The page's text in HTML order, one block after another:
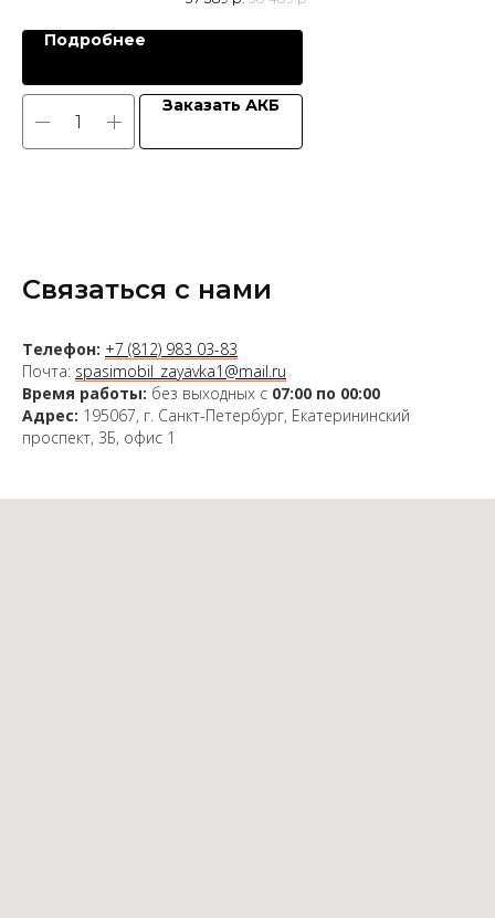
Подробнее
Заказать АКБ
Связаться с нами
Телефон: +7 (812) 983 03-83
Почта: spasimobil_zayavka1@mail.ru
Время работы: без выходных с 07:00 по 00:00
Адрес: 195067, г. Санкт-Петербург, Екатерининский
проспект, 3Б, офис 1